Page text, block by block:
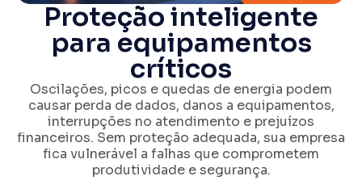
Proteção inteligente
para equipamentos
críticos
Oscilações, picos e quedas de energia podem
causar perda de dados, danos a equipamentos,
interrupções no atendimento e prejuízos
financeiros. Sem proteção adequada, sua empresa
fica vulnerável a falhas que comprometem
produtividade e segurança.